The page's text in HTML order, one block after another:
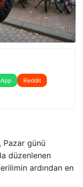
Reddit
Pazar günü
düzenlenen
ardından en